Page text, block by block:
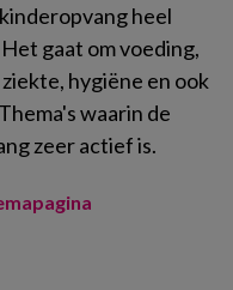
heel
gaat om voeding,
hygiëne en ook
waarin de
zeer actief is.